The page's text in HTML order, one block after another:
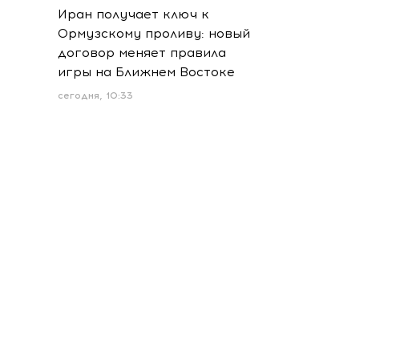
Иран получает ключ к
Ормузскому проливу: новый
договор меняет правила
игры на Ближнем Востоке
сегодня, 10:33